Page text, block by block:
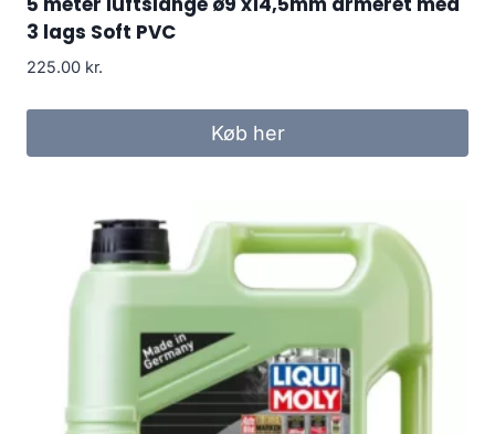
3 lags Soft PVC
225.00 kr.
Køb her